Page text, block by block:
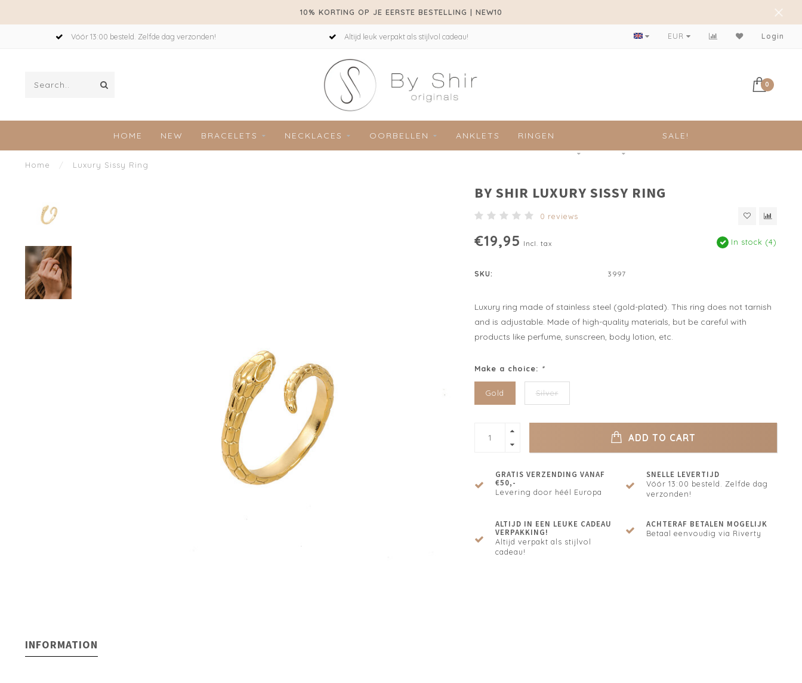
10% KORTING OP JE EERSTE BESTELLING | NEW10
Vóór 13:00 besteld. Zelfde dag verzonden! Altijd leuk verpakt als stijlvol cadeau! Achteraf betalen mogelijk!
EUR Login
0
HOME NEW BRACELETS NECKLACES OORBELLEN ANKLETS RINGEN SALE!
Home / Luxury Sissy Ring
BY SHIR LUXURY SISSY RING
0 reviews
€19,95 Incl. tax In stock (4)
SKU: 3997
Luxury ring made of stainless steel (gold-plated). This ring does not tarnish
and is adjustable. Made of high-quality materials, but be careful with
products like perfume, sunscreen, body lotion, etc.
Make a choice: *
Gold Silver
ADD TO CART
GRATIS VERZENDING VANAF
€50,-
Levering door héél Europa
SNELLE LEVERTIJD
Vóór 13:00 besteld. Zelfde dag
verzonden!
ALTIJD IN EEN LEUKE CADEAU
VERPAKKING!
Altijd verpakt als stijlvol
cadeau!
ACHTERAF BETALEN MOGELIJK
Betaal eenvoudig via Riverty
INFORMATION